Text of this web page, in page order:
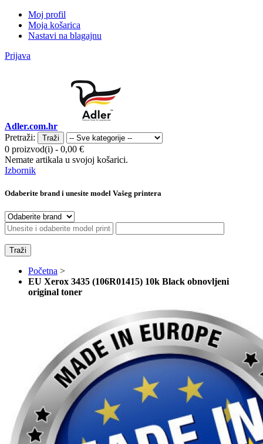
Moj profil
Moja košarica
Nastavi na blagajnu
Prijava
Adler.com.hr
Pretraži:
Traži
0 proizvod(i) - 0,00 €
Nemate artikala u svojoj košarici.
Izbornik
Odaberite brand i unesite model Vašeg printera
Traži
Početna >
EU Xerox 3435 (106R01415) 10k Black obnovljeni
original toner